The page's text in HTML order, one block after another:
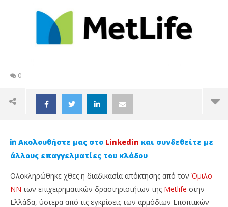
0
Ακολουθήστε μας στο Linkedin και συνδεθείτε με
άλλους επαγγελματίες του κλάδου
Ολοκληρώθηκε χθες η διαδικασία απόκτησης από τον Όμιλο
NN των επιχειρηματικών δραστηριοτήτων της Metlife στην
Ελλάδα, ύστερα από τις εγκρίσεις των αρμόδιων Εποπτικών